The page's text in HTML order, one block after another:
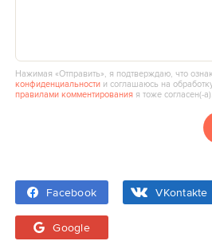
Нажимая «Отправить», я подтверждаю, что
конфиденциальности и соглашаюсь на
правилами комментирования я тоже согласен(‑а).
Facebook VKontakte
Google